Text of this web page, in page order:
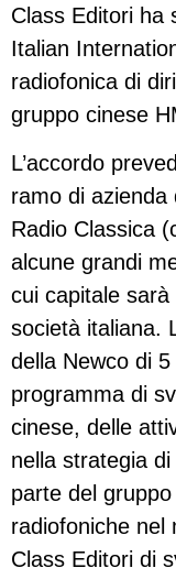
Class Editori ha
Italian
radiofonica di
gruppo cinese
L’accordo
ramo di azienda
Radio Classica
alcune grandi
cui capitale
società italiana.
della Newco di
programma di
cinese, delle
nella strategia
parte del
radiofoniche nel
Class Editori di